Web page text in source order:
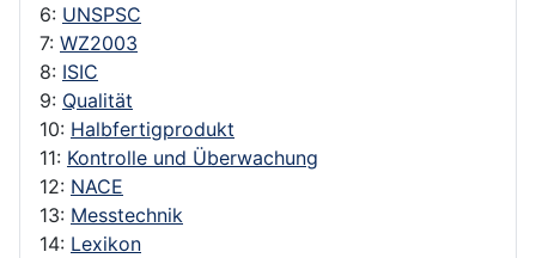
6: UNSPSC
7: WZ2003
8: ISIC
9: Qualität
10: Halbfertigprodukt
11: Kontrolle und Überwachung
12: NACE
13: Messtechnik
14: Lexikon